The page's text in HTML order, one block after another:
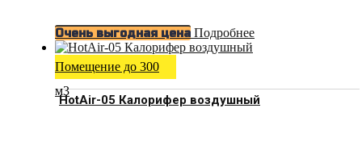
Очень выгодная цена Подробнее
Помещение до 300
м3
HotAir-05 Калорифер воздушный